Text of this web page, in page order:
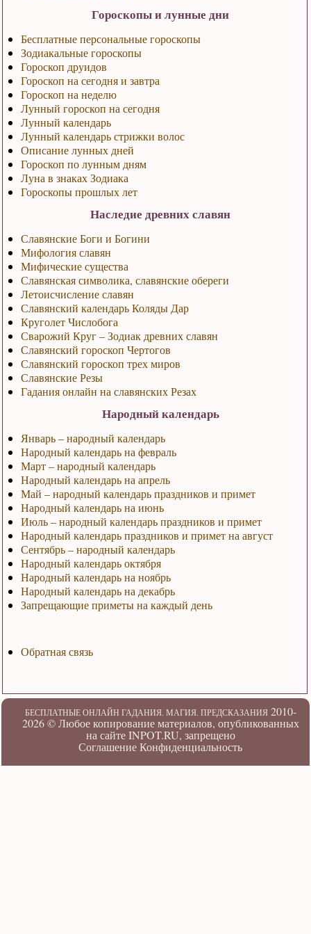
Гороскопы и лунные дни
Бесплатные персональные гороскопы
Зодиакальные гороскопы
Гороскоп друидов
Гороскоп на сегодня и завтра
Гороскоп на неделю
Лунный гороскоп на сегодня
Лунный календарь
Лунный календарь стрижки волос
Описание лунных дней
Гороскоп по лунным дням
Луна в знаках Зодиака
Гороскопы прошлых лет
Наследие древних славян
Славянские Боги и Богини
Мифология славян
Мифические существа
Славянская символика, славянские обереги
Летоисчисление славян
Славянский календарь Коляды Дар
Круголет Числобога
Сварожий Круг – Зодиак древних славян
Славянский гороскоп Чертогов
Славянский гороскоп трех миров
Славянские Резы
Гадания онлайн на славянских Резах
Народный календарь
Январь – народный календарь
Народный календарь на февраль
Март – народный календарь
Народный календарь на апрель
Май – народный календарь праздников и примет
Народный календарь на июнь
Июль – народный календарь праздников и примет
Народный календарь праздников и примет на август
Сентябрь – народный календарь
Народный календарь октября
Народный календарь на ноябрь
Народный календарь на декабрь
Запрещающие приметы на каждый день
Обратная связь
БЕСПЛАТНЫЕ ОНЛАЙН ГАДАНИЯ. МАГИЯ. ПРЕДСКАЗАНИЯ2010-
2026 ©Любое копирование материалов, опубликованных
на сайте INPOT.RU, запрещено
Соглашение Конфиденциальность